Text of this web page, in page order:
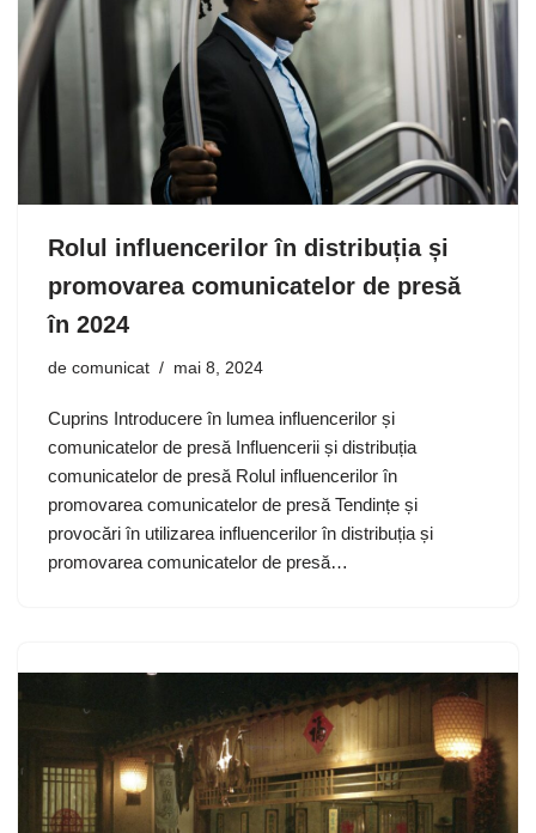
Rolul influencerilor în distribuția și
promovarea comunicatelor de presă
în 2024
de comunicat mai 8, 2024
Cuprins Introducere în lumea influencerilor și
comunicatelor de presă Influencerii și distribuția
comunicatelor de presă Rolul influencerilor în
promovarea comunicatelor de presă Tendințe și
provocări în utilizarea influencerilor în distribuția și
promovarea comunicatelor de presă…